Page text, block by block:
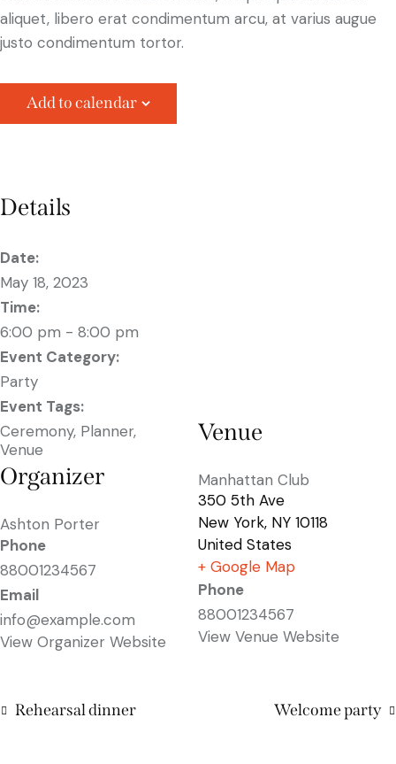
aliquet, libero erat condimentum arcu, at varius augue
justo condimentum tortor.
Add to calendar
Details
Date:
May 18, 2023
Time:
6:00 pm - 8:00 pm
Event Category:
Party
Event Tags:
Ceremony, Planner,
Venue
Organizer
Ashton Porter
Phone
88001234567
Email
info@example.com
View Organizer Website
Venue
Manhattan Club
350 5th Ave
New York, NY 10118
United States
+ Google Map
Phone
88001234567
View Venue Website
Rehearsal dinner Welcome party